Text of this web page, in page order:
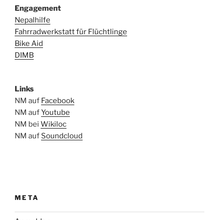
Engagement
Nepalhilfe
Fahrradwerkstatt für Flüchtlinge
Bike Aid
DIMB
Links
NM auf Facebook
NM aufYoutube
NM bei Wikiloc
NM auf Soundcloud
META